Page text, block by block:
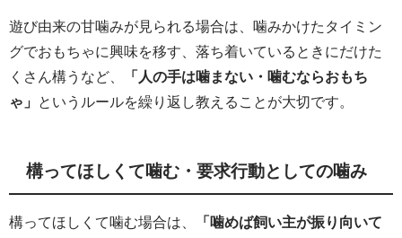
遊び由来の甘噛みが見られる場合は、噛みかけたタイミン
グでおもちゃに興味を移す、落ち着いているときにだけた
くさん構うなど、
「人の手は噛まない・噛むならおもち
ゃ」
というルールを繰り返し教えることが大切です。
構ってほしくて噛む・要求行動としての噛み
構ってほしくて噛む場合は、
「噛めば飼い主が振り向いて